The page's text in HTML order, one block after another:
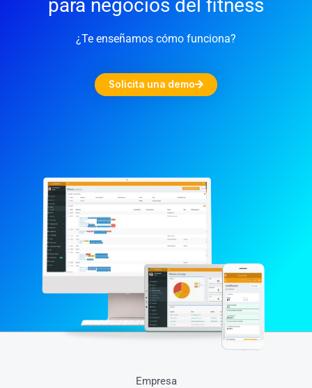
para negocios del fitness
¿Te enseñamos cómo funciona?
Solicita una demo
Empresa